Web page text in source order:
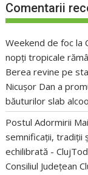
Comentarii
Weekend de foc la
nopți tropicale
Berea revine pe
Nicușor Dan a
băuturilor slab
Postul Adormirii
semnificații, tradiții
echilibrată -
Consiliul Județean